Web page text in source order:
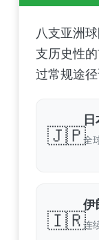
八支亚洲
支历史性
过常规途径
🇯🇵全
🇮🇷
伊
连